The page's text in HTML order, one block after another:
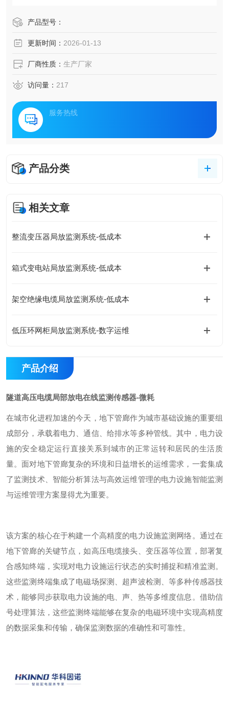
中，电力设施的安全稳定运行直接关系到城市的正常运转和
维需求，一套集成了监测技术、智能分析算法与高效运维管
产品型号：
更新时间： 2026-01-13
厂商性质： 生产厂家
访问量： 217
服务热线
产品分类
相关文章
整流变压器局放监测系统-低成本
箱式变电站局放监测系统-低成本
架空绝缘电缆局放监测系统-低成本
低压环网柜局放监测系统-数字运维
产品介绍
隧道高压电缆局部放电在线监测传感器-微耗
在城市化进程加速的今天，地下管廊作为城市基础设施的重要组
成部分，承载着电力、通信、给排水等多种管线。其中，电力设
施的安全稳定运行直接关系到城市的正常运转和居民的生活质
量。面对地下管廊复杂的环境和日益增长的运维需求，一套集成
了监测技术、智能分析算法与高效运维管理的电力设施智能监测
与运维管理方案显得尤为重要。
该方案的核心在于构建一个高精度的电力设施监测网络。通过在
地下管廊的关键节点，如高压电缆接头、变压器等位置，部署复
合感知终端，实现对电力设施运行状态的实时捕捉和精准监测。
这些监测终端集成了电磁场探测、超声波检测、等多种传感器技
术，能够同步获取电力设施的电、声、热等多维度信息。借助信
号处理算法，这些监测终端能够在复杂的电磁环境中实现高精度
的数据采集和传输，确保监测数据的准确性和可靠性。